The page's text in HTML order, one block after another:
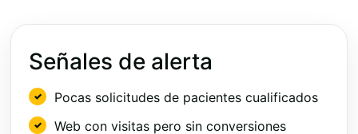
Señales de alerta
Pocas solicitudes de pacientes cualificados
Web con visitas pero sin conversiones